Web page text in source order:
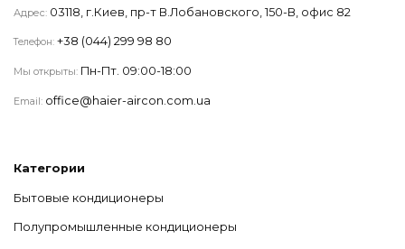
Категории
Бытовые кондиционеры
Полупромышленные кондиционеры
Адрес: 03118, г.Киев, пр-т В.Лобановского, 150-В, офис 82
Телефон: +38 (044) 299 98 80
Мы открыты: Пн-Пт. 09:00-18:00
Email: office@haier-aircon.com.ua